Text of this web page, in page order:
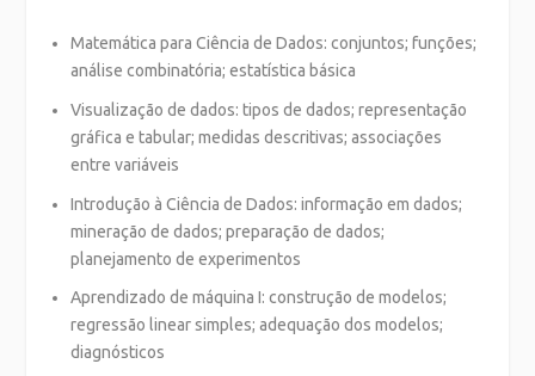
Matemática para Ciência de Dados: conjuntos; funções;
análise combinatória; estatística básica
Visualização de dados: tipos de dados; representação
gráfica e tabular; medidas descritivas; associações
entre variáveis
Introdução à Ciência de Dados: informação em dados;
mineração de dados; preparação de dados;
planejamento de experimentos
Aprendizado de máquina I: construção de modelos;
regressão linear simples; adequação dos modelos;
diagnósticos